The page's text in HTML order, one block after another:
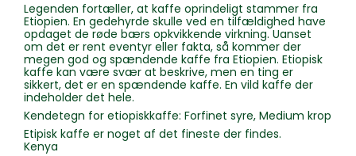
Legenden fortæller, at kaffe oprindeligt stammer fra
Etiopien. En gedehyrde skulle ved en tilfældighed have
opdaget de røde bærs opkvikkende virkning. Uanset
om det er rent eventyr eller fakta, så kommer der
megen god og spændende kaffe fra Etiopien. Etiopisk
kaffe kan være svær at beskrive, men en ting er
sikkert, det er en spændende kaffe. En vild kaffe der
indeholder det hele.
Kendetegn for etiopiskkaffe: Forfinet syre, Medium krop
Etipisk kaffe er noget af det fineste der findes.
Kenya